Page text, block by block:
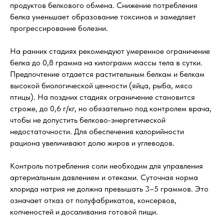
продуктов белкового обмена. Снижение потребления
белка уменьшает образование токсинов и замедляет
прогрессирование болезни.
На ранних стадиях рекомендуют умеренное ограничение
белка до 0,8 грамма на килограмм массы тела в сутки.
Предпочтение отдается растительным белкам и белкам
высокой биологической ценности (яйца, рыба, мясо
птицы). На поздних стадиях ограничение становится
строже, до 0,6 г/кг, но обязательно под контролем врача,
чтобы не допустить белково-энергетической
недостаточности. Для обеспечения калорийности
рациона увеличивают долю жиров и углеводов.
Контроль потребления соли необходим для управления
артериальным давлением и отеками. Суточная норма
хлорида натрия не должна превышать 3–5 граммов. Это
означает отказ от полуфабрикатов, консервов,
копченостей и досаливания готовой пищи.